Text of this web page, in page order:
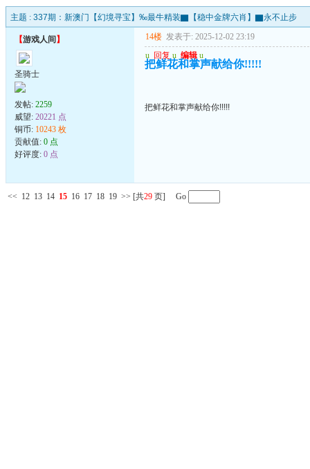
主题 : 337期：新澳门【幻境寻宝】‰最牛精装▇【稳中金牌六肖】▇永不止步
【游戏人间 】
圣骑士
发帖: 2259
威望: 20221 点
铜币: 10243 枚
贡献值: 0 点
好评度: 0 点
14楼 发表于: 2025-12-02 23:19
u 回复 u 编辑 u
把鲜花和掌声献给你!!!!!
把鲜花和掌声献给你!!!!!
<< 12 13 14 15 16 17 18 19 >> [共29 页] Go